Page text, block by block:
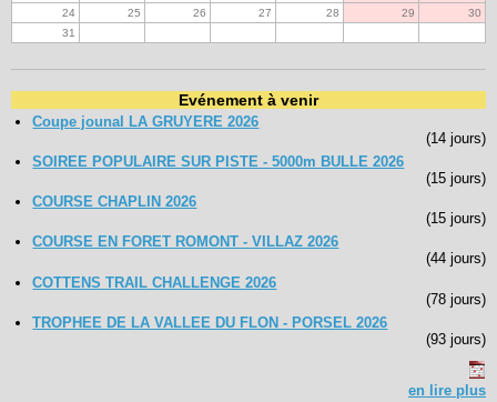
24
25 26 27 28 29
30
31
Evénement à venir
Coupe jounal LA GRUYERE 2026
(14 jours)
SOIREE POPULAIRE SUR PISTE - 5000m BULLE 2026
(15 jours)
COURSE CHAPLIN 2026
(15 jours)
COURSE EN FORET ROMONT - VILLAZ 2026
(44 jours)
COTTENS TRAIL CHALLENGE 2026
(78 jours)
TROPHEE DE LA VALLEE DU FLON - PORSEL 2026
(93 jours)
en lire plus